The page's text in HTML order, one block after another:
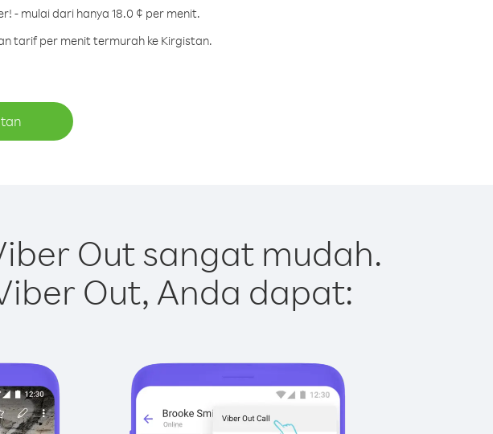
- mulai dari hanya 18.0 ¢ per menit.
tarif per menit termurah ke Kirgistan.
Out sangat mudah.
Out, Anda dapat: